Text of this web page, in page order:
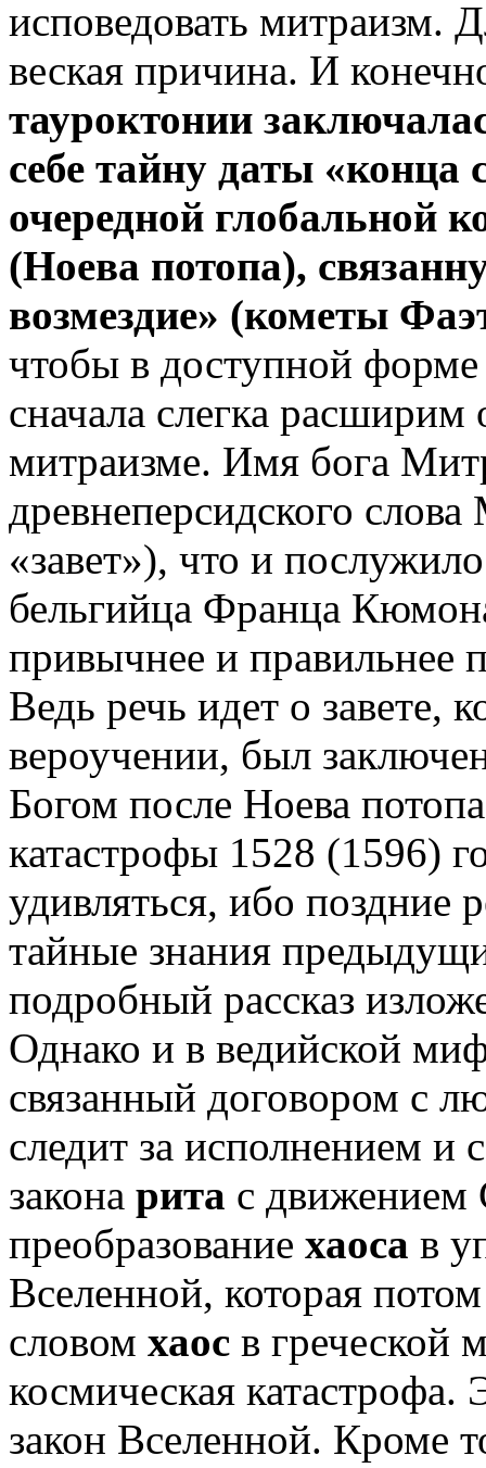
исповедовать митраизм.
веская причина. И
тауроктонии
себе тайну даты «конца
очередной глобальной
(Ноева потопа),
возмездие» (кометы
чтобы в доступной форме
сначала слегка
митраизме. Имя бога
древнеперсидского
«завет»), что и
бельгийца Франца
привычнее и правильнее
Ведь речь идет о завете,
вероучении, был
Богом после Ноева
катастрофы 1528 (1596)
удивляться, ибо поздние
тайные знания
подробный рассказ
Однако и в ведийской
связанный договором с
следит за исполнением и
закона рита с движением
преобразование хаоса в
Вселенной, которая
словом хаос в греческой
космическая
закон Вселенной. Кроме